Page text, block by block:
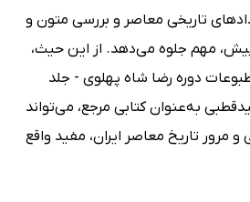
تاریخی معاصر و بررسی متون و
پیش، مهم جلوه می‌دهد. از این حیث،
دوره رضا شاه پهلوی - جلد
به‌عنوان کتابی مرجع، می‌تواند
مرور تاریخ معاصر ایران، مفید واقع